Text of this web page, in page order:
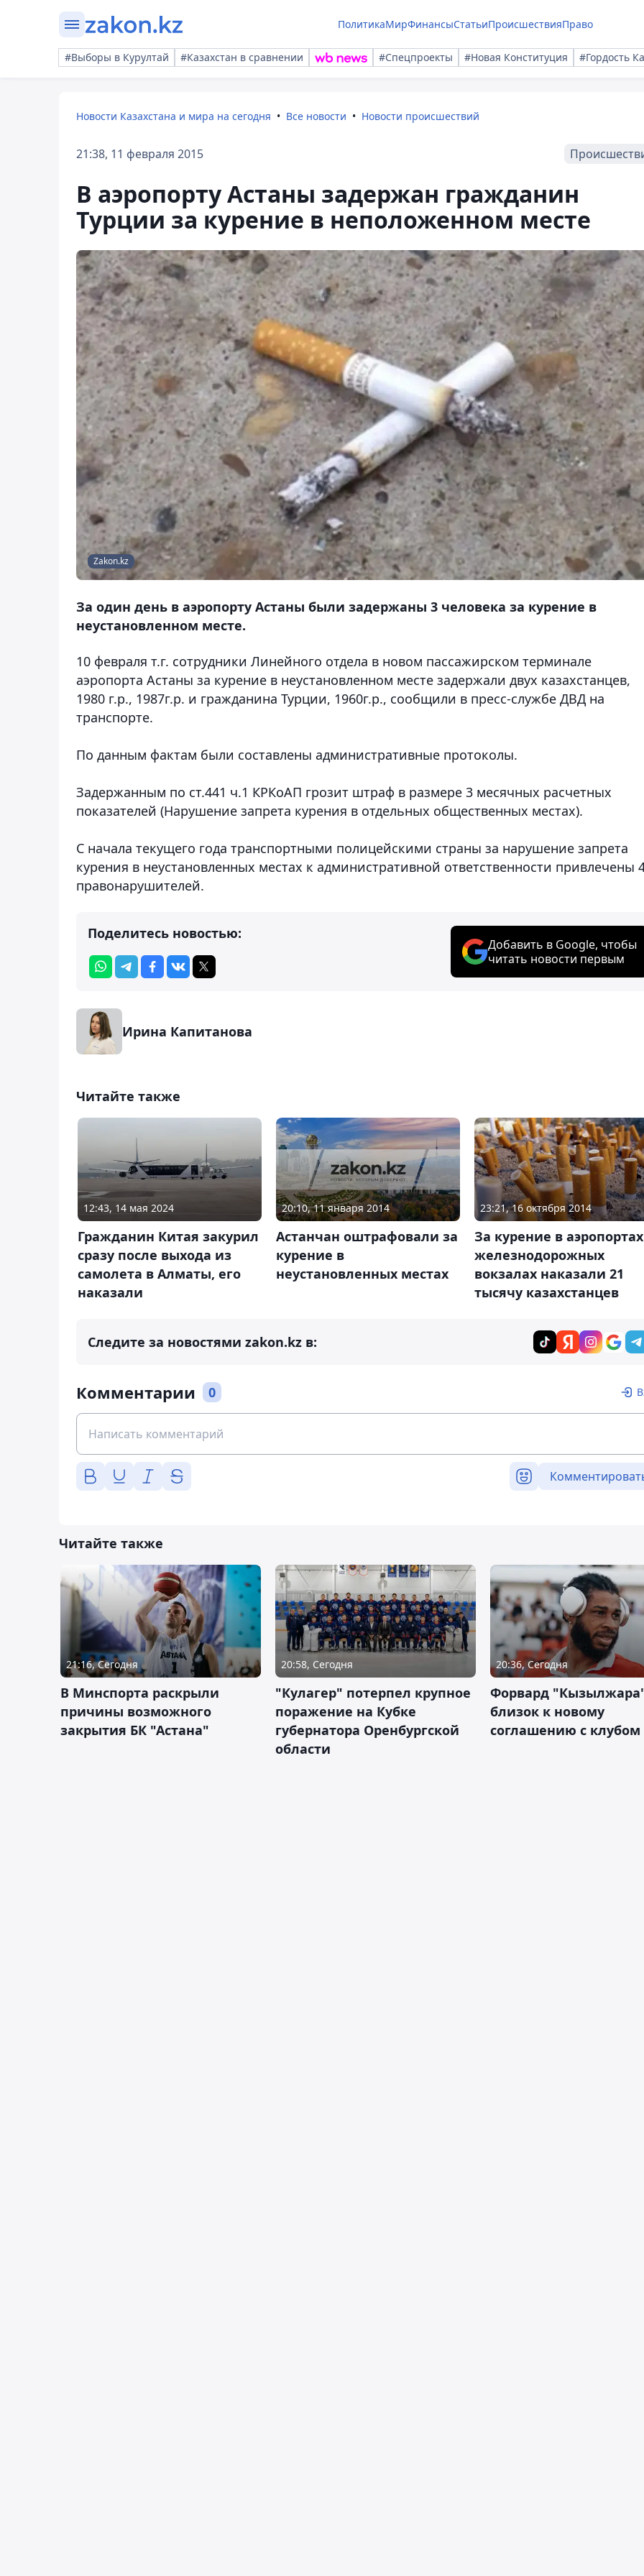
ПолитикаМирФинансыСтатьиПроисшествияПраво
#Выборы в Курултай #Казахстан в сравнении #Спецпроекты #Новая Конституция #Гордость
Новости Казахстана и мира на сегодня Все новости Новости происшествий
21:38, 11 февраля 2015
В аэропорту Астаны задержан гражданин
Турции за курение в неположенном месте
Zakon.kz
За один день в аэропорту Астаны были задержаны 3 человека за курение в
неустановленном месте.
10 февраля т.г. сотрудники Линейного отдела в новом пассажирском терминале
аэропорта Астаны за курение в неустановленном месте задержали двух казахстанцев,
1980 г.р., 1987г.р. и гражданина Турции, 1960г.р., сообщили в пресс-службе ДВД на
транспорте.
По данным фактам были составлены административные протоколы.
Задержанным по ст.441 ч.1 КРКоАП грозит штраф в размере 3 месячных расчетных
показателей (Нарушение запрета курения в отдельных общественных местах).
С начала текущего года транспортными полицейскими страны за нарушение запрета
курения в неустановленных местах к административной ответственности привлечены
правонарушителей.
Поделитесь новостью:
Добавить в Google, чтобы
читать новости первым
Ирина Капитанова
Читайте также
12:43, 14 мая 2024
Гражданин Китая закурил
сразу после выхода из
самолета в Алматы, его
наказали
20:10, 11 января 2014
Астанчан оштрафовали за
курение в
неустановленных местах
23:21, 16 октября 2014
За курение в
железнодорожных
вокзалах наказали 21
тысячу казахстанцев
Следите за новостями zakon.kz в:
Комментарии 0
Читайте также
21:16, Сегодня
В Минспорта раскрыли
причины возможного
закрытия БК "Астана"
20:58, Сегодня
"Кулагер" потерпел крупное
поражение на Кубке
губернатора Оренбургской
области
20:36, Сегодня
Форвард
близок к новому
соглашению с клубом